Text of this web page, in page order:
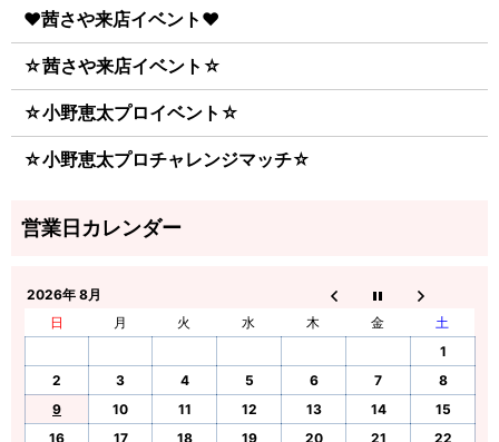
♥茜さや来店イベント♥
☆茜さや来店イベント☆
☆小野恵太プロイベント☆
☆小野恵太プロチャレンジマッチ☆
2026年 8月
日
月 火 水 木 金
土
1
2
3 4 5 6 7
8
9
10 11 12 13 14
15
16
17 18 19 20 21
22